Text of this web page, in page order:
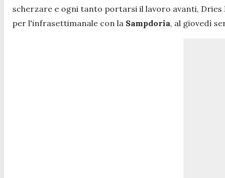
scherzare e ogni tanto portarsi il lavoro avanti, Dries
per l'infrasettimanale con la Sampdoria, al giovedì